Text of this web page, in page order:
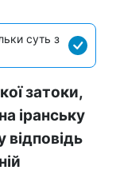
суть з
затоки,
іранську
відповідь